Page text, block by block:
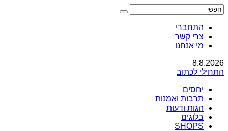
התחברי
צרי קשר
מי אנחנו
8.8.2026
התחילי לכתוב
יחסים
תרבות ואמנות
הגות ודעות
בלוגים
SHOPS